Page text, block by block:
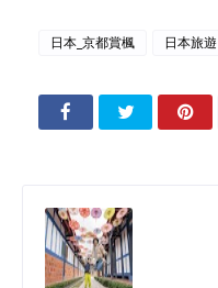
日本_京都賞楓 日本旅遊